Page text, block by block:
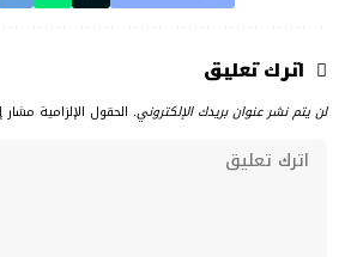
اترك تعليق
لن يتم نشر عنوان بريدك الإلكتروني. الحقول الإلزامية مشار